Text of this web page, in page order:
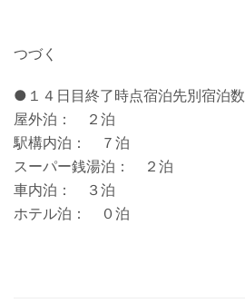
つづく
●１４日目終了時点宿泊先別宿泊数
屋外泊： ２泊
駅構内泊： ７泊
スーパー銭湯泊： ２泊
車内泊： ３泊
ホテル泊： ０泊